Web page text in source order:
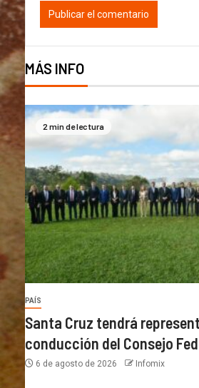
MÁS INFO
2 min de lectura
PAÍS
Santa Cruz tendrá
conducción del Consejo
6 de agosto de 2026 Infomix